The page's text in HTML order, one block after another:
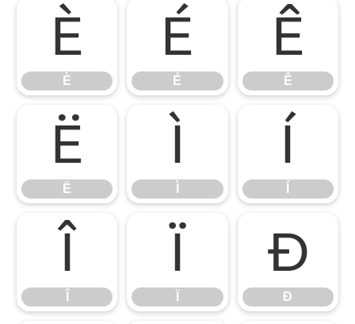
È
È
É
É
Ê
Ê
Ë
Ë
Ì Í
Î Ï Ð
Ð